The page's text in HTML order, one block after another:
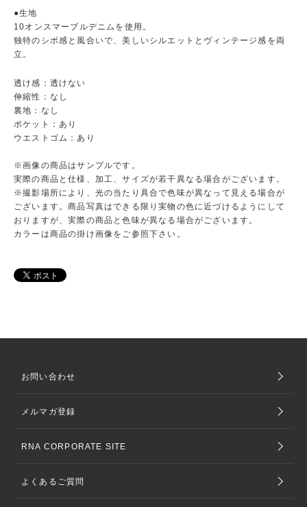
●生地
10オンスマーブルデニムを使用。
独特のシボ感と風合いで、美しいシルエットとヴィンテージ感を両
立。
透け感：透けない
伸縮性：なし
裏地：なし
ポケット：あり
ウエストゴム：あり
※画像の商品はサンプルです。
実際の商品と仕様、加工、サイズが若干異なる場合がございます。
※撮影場所により、光の当たり具合で色味が異なって見える場合が
ございます。商品写真はできる限り実物の色に近づけるようにして
おりますが、実際の商品と色味が異なる場合がございます。
カラーは商品の掛け画像をご参照下さい。
お問い合わせ
メルマガ登録
RNA CORPORATE SITE
よくあるご質問